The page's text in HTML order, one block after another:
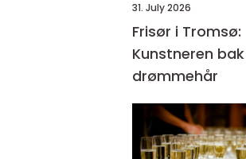
31. July 2026
Frisør i Tromsø:
Kunstneren
drømmehår